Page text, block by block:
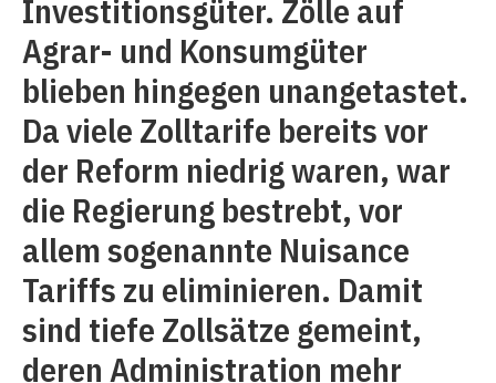
Investitionsgüter. Zölle auf
Agrar- und Konsumgüter
blieben hingegen unangetastet.
Da viele Zolltarife bereits vor
der Reform niedrig waren, war
die Regierung bestrebt, vor
allem sogenannte Nuisance
Tariffs zu eliminieren. Damit
sind tiefe Zollsätze gemeint,
deren Administration mehr